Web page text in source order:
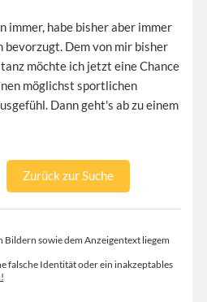
immer, habe bisher aber immer
bevorzugt. Dem von mir bisher
möchte ich jetzt eine Chance
möglichst sportlichen
Dann geht's ab zu einem
Zurück zur Suche
Bildern sowie dem Anzeigentext liegem
falsche Identität oder ein inakzeptables